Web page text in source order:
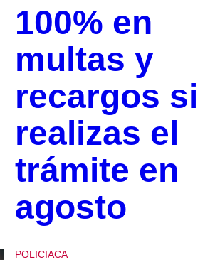
100% en
multas y
recargos si
realizas el
trámite en
agosto
POLICIACA